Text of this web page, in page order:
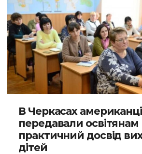
В Черкасах американці
передавали освітянам
практичний досвід
дітей